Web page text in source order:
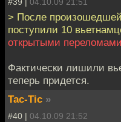
> После
поступили 10
открытыми
Фактически лишили
теперь придется.
Tac-Tic »
#40 | 04.10.09 21:52